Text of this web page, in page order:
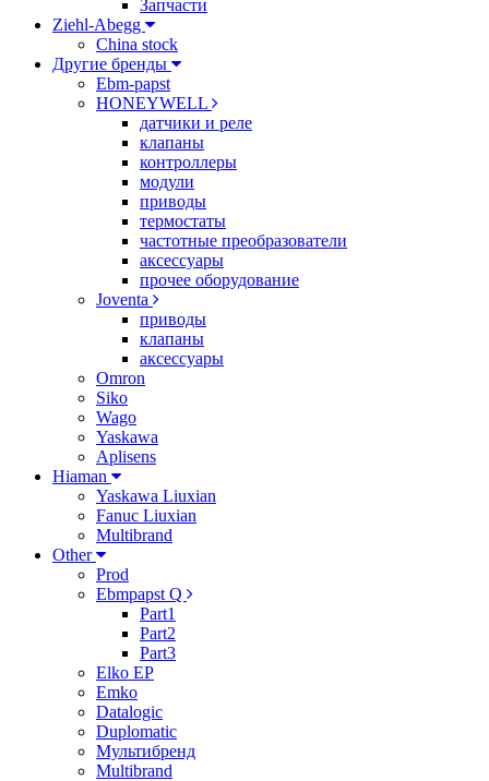
Запчасти
Ziehl-Abegg
China stock
Другие бренды
Ebm-papst
HONEYWELL
датчики и реле
клапаны
контроллеры
модули
приводы
термостаты
частотные преобразователи
аксессуары
прочее оборудование
Joventa
приводы
клапаны
аксессуары
Omron
Siko
Wago
Yaskawa
Aplisens
Hiaman
Yaskawa Liuxian
Fanuc Liuxian
Multibrand
Other
Prod
Ebmpapst Q
Part1
Part2
Part3
Elko EP
Emko
Datalogic
Duplomatic
Мультибренд
Multibrand